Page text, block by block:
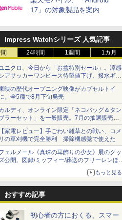
17」の対象製品を案内
Impress Watchシリーズ 人気記事
24時間 1週間 1カ月
ニクロ、今日から「お盆特別セール」。涼感
アサッカーワンピース待望値下げ、撥水ギア
ョーツは1990円に
映の歴代オープニング映像がカプセルトイ
。全5種で8月下旬発売
ルディ、オンライン限定「ネコバッグ＆タン
ラーセット」を一般販売。7月の抽選販売の
選無効分
家電レビュー】手ごわい雑草との戦い、コメ
の草刈機で完全勝利 掃除機感覚で使えた
ェルメール《真珠の耳飾りの少女》展のグッ
公開。図録/ミッフィー/葬送のフリーレンほ
もっと見る
おすすめ記事
初心者の方におくる、スマー